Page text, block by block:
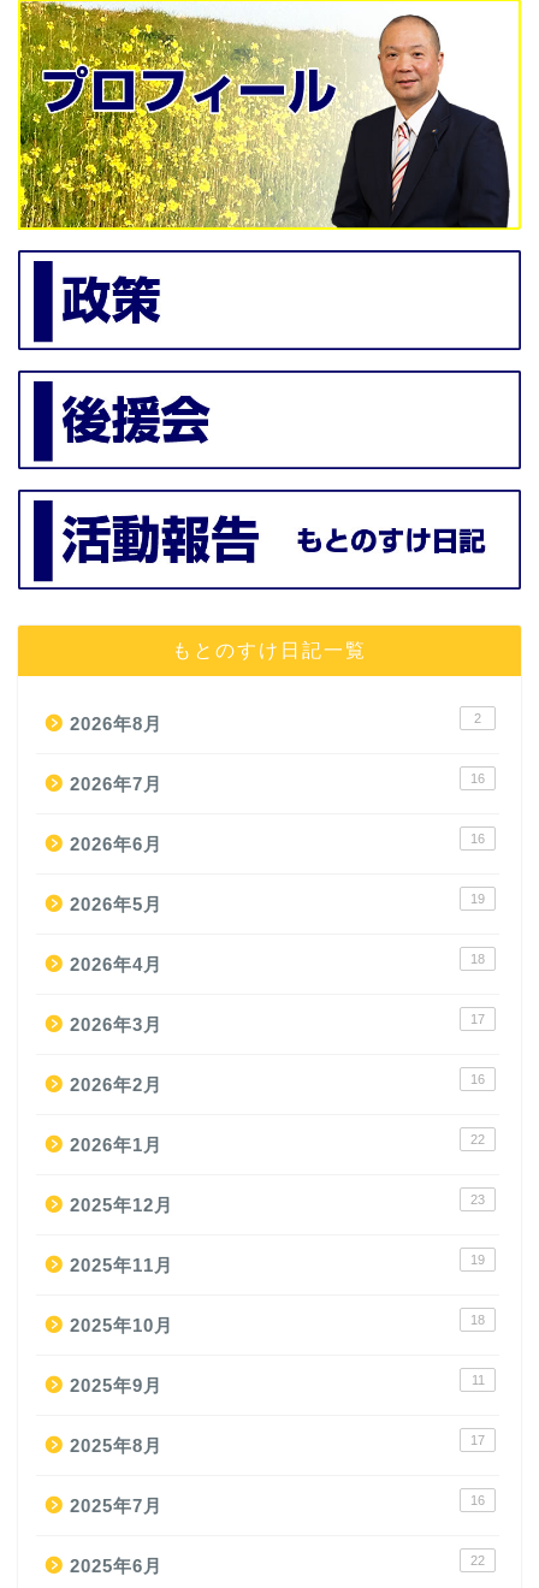
もとのすけ日記一覧
2026年8月 2
2026年7月 16
2026年6月 16
2026年5月 19
2026年4月 18
2026年3月 17
2026年2月 16
2026年1月 22
2025年12月 23
2025年11月 19
2025年10月 18
2025年9月 11
2025年8月 17
2025年7月 16
2025年6月 22